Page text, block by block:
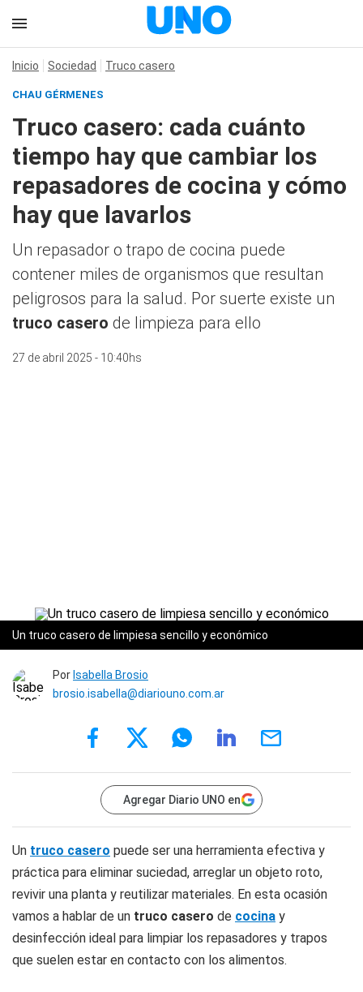
Inicio Sociedad Truco casero
CHAU GÉRMENES
Truco casero: cada cuánto
tiempo hay que cambiar los
repasadores de cocina y cómo
hay que lavarlos
Un repasador o trapo de cocina puede
contener miles de organismos que resultan
peligrosos para la salud. Por suerte existe un
truco casero de limpieza para ello
27 de abril 2025 - 10:40hs
Un truco casero de limpiesa sencillo y económico
Por Isabella Brosio
brosio.isabella@diariouno.com.ar
Agregar Diario UNO en
Un truco casero puede ser una herramienta efectiva y
práctica para eliminar suciedad, arreglar un objeto roto,
revivir una planta y reutilizar materiales. En esta ocasión
vamos a hablar de un truco casero de cocina y
desinfección ideal para limpiar los repasadores y trapos
que suelen estar en contacto con los alimentos.